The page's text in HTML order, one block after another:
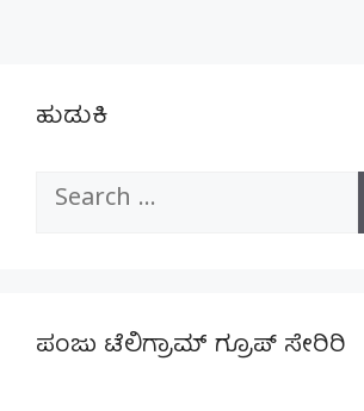
ಹುಡುಕಿ
Search
ಪಂಜು ಟೆಲಿಗ್ರಾಮ್ ಗ್ರೂಪ್ ಸೇರಿರಿ